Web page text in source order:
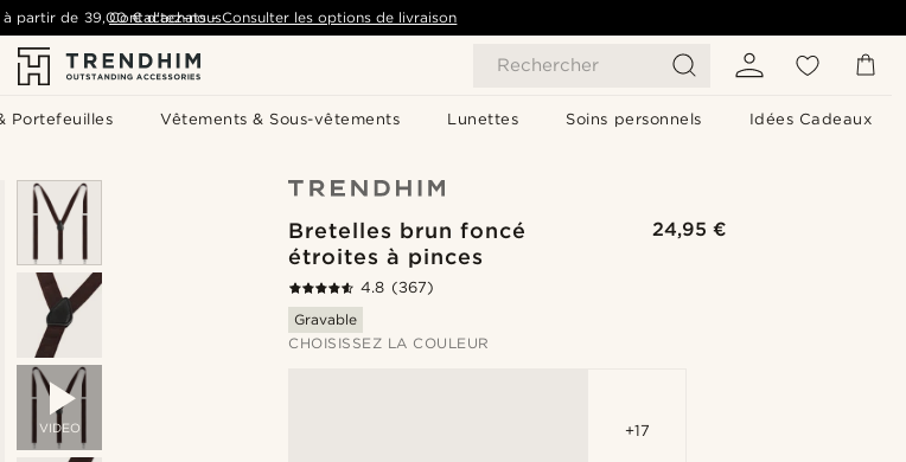
Rechercher
Portefeuilles Vêtements & Sous-vêtements Lunettes Soins personnels Idées Cadeaux
partir de 39,00 € d'achats- Consulter les options de livraison
Contactez-nous
VIDEO
Bretelles brun foncé
étroites à pinces
24,95 €
4.8 (367)
Gravable
CHOISISSEZ LA COULEUR
+17